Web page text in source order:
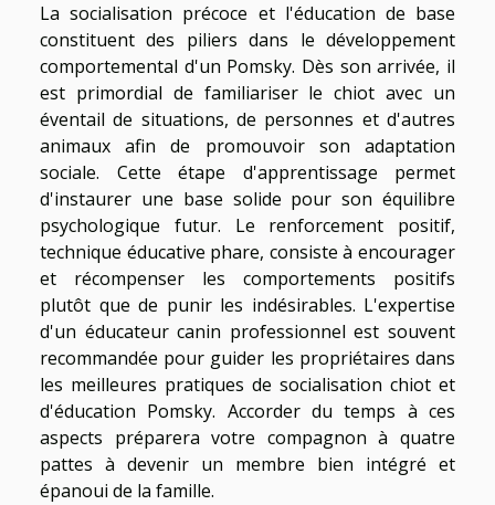
La socialisation précoce et l'éducation de base
constituent des piliers dans le développement
comportemental d'un Pomsky. Dès son arrivée, il
est primordial de familiariser le chiot avec un
éventail de situations, de personnes et d'autres
animaux afin de promouvoir son adaptation
sociale. Cette étape d'apprentissage permet
d'instaurer une base solide pour son équilibre
psychologique futur. Le renforcement positif,
technique éducative phare, consiste à encourager
et récompenser les comportements positifs
plutôt que de punir les indésirables. L'expertise
d'un éducateur canin professionnel est souvent
recommandée pour guider les propriétaires dans
les meilleures pratiques de socialisation chiot et
d'éducation Pomsky. Accorder du temps à ces
aspects préparera votre compagnon à quatre
pattes à devenir un membre bien intégré et
épanoui de la famille.